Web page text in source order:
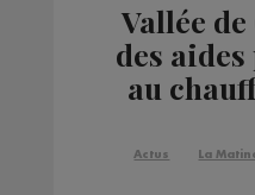
Vallée
des
au
Actus La